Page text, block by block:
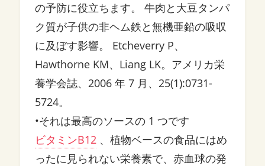
の予防に役立ちます。 牛肉と大豆タンパ
ク質が子供の非ヘム鉄と無機亜鉛の吸収
に及ぼす影響。 Etcheverry P、
Hawthorne KM、Liang LK。アメリカ栄
養学会誌、2006 年 7 月、25(1):0731-
5724。
•それは最高のソースの 1 つです
ビタミンB12、植物ベースの食品にはめ
ったに見られない栄養素で、赤血球の発